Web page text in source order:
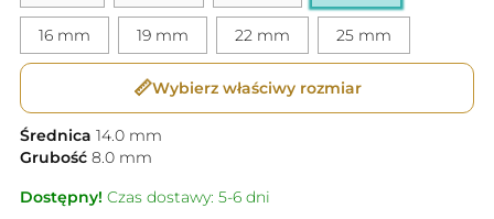
16 mm 19 mm 22 mm 25 mm
📏Wybierz właściwy rozmiar
Średnica 14.0 mm
Grubość 8.0 mm
Dostępny! Czas dostawy: 5-6 dni